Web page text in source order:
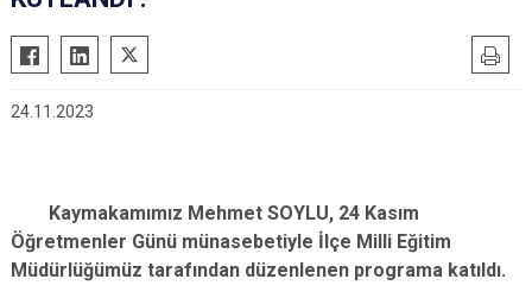
Araban
İslahiye
Nizip
Şahinbey
Şehitkamil
24.11.2023
Kaymakamımız Mehmet SOYLU, 24 Kasım
Öğretmenler Günü münasebetiyle İlçe Milli Eğitim
Müdürlüğümüz tarafından düzenlenen programa katıldı.